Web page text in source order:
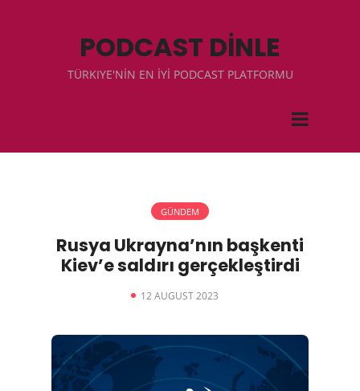
PODCAST DİNLE
TÜRKIYE'NİN EN İYİ PODCAST PLATFORMU
GÜNDEM
Rusya Ukrayna’nın başkenti
Kiev’e saldırı gerçekleştirdi
12 AUGUST 2023